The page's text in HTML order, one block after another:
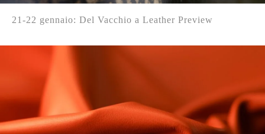
21-22 gennaio: Del Vacchio a Leather Preview